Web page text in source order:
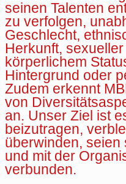
seinen Talenten
zu verfolgen,
Geschlecht,
Herkunft,
körperlichem
Hintergrund oder
Zudem erkennt
von
an. Unser Ziel ist
beizutragen,
überwinden, seien
und mit der
verbunden.